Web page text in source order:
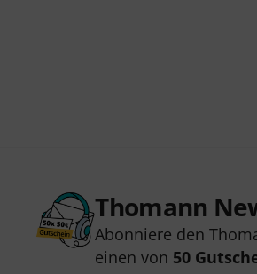
Thomann
Abonniere den
einen von 50